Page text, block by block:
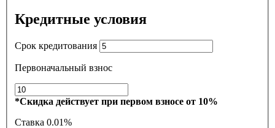
Кредитные условия
Срок кредитования
Первоначальный взнос
*Скидка действует при первом взносе от 10%
Ставка 0.01%